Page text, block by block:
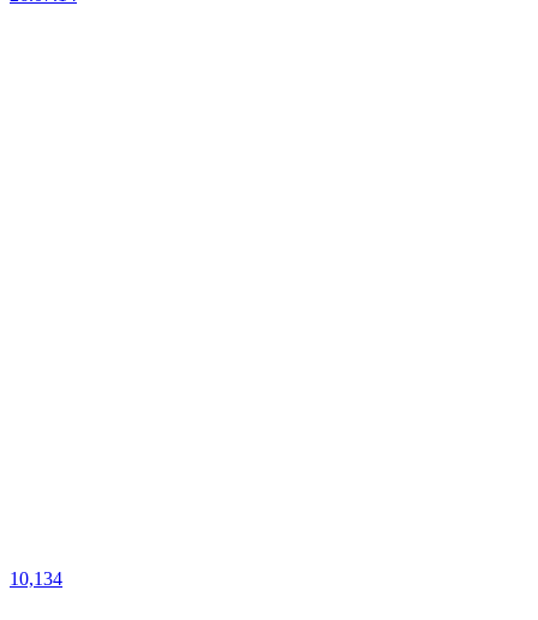
10,134